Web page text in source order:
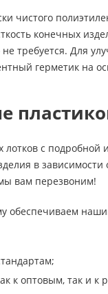
чистого
конечных
не требуется.
герметик на
с
в
вам перезвоним!
обеспечиваем
к оптовым, так и